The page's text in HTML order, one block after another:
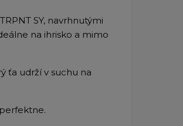
SY, navrhnutými
na ihrisko a mimo
ťa udrží v suchu na